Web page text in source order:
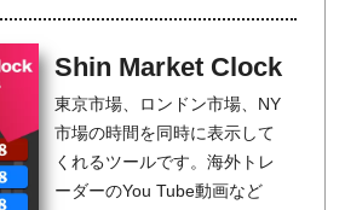
Shin Market Clock
東京市場、ロンドン市場、NY
市場の時間を同時に表示して
くれるツールです。海外トレ
ーダーのYou Tube動画など